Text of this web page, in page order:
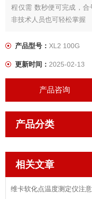
程仅需 数秒便可完成，
非技术人员也可轻松掌握
产品型号：XL2 100G
更新时间：2025-02-13
产品咨询
产品分类
相关文章
维卡软化点温度测定仪注